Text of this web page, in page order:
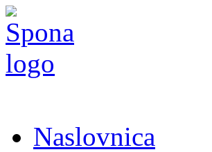
Naslovnica